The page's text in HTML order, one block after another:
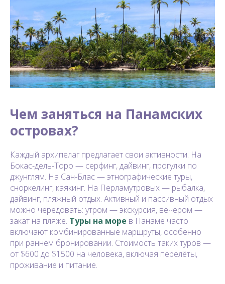
Чем заняться на Панамских
островах?
Каждый архипелаг предлагает свои активности. На
Бокас-дель-Торо — серфинг, дайвинг, прогулки по
джунглям. На Сан-Блас — этнографические туры,
сноркелинг, каякинг. На Перламутровых — рыбалка,
дайвинг, пляжный отдых. Активный и пассивный отдых
можно чередовать: утром — экскурсия, вечером —
закат на пляже. Туры на море в Панаме часто
включают комбинированные маршруты, особенно
при раннем бронировании. Стоимость таких туров —
от $600 до $1500 на человека, включая перелёты,
проживание и питание.